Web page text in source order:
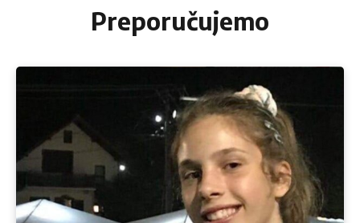
Preporučujemo